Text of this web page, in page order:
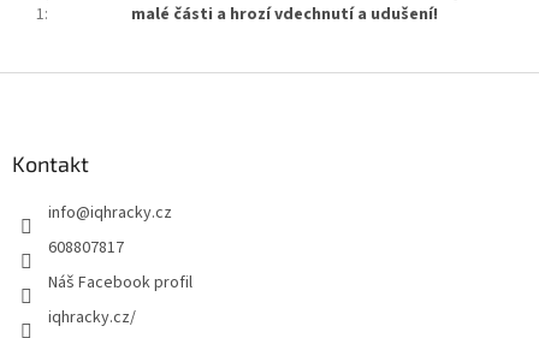
1:
malé části a hrozí vdechnutí a udušení!
Kontakt
info@iqhracky.cz
608807817
Náš Facebook profil
iqhracky.cz/